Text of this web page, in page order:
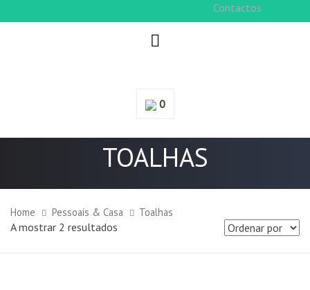
Contactos
0
TOALHAS
Home Pessoais & Casa Toalhas
A mostrar 2 resultados